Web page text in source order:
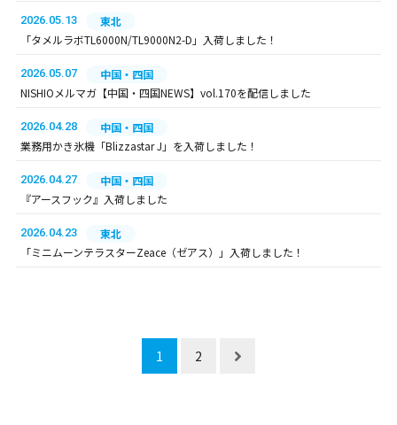
2026.05.13
東北
「タメルラボTL6000N/TL9000N2-D」入荷しました！
2026.05.07
中国・四国
NISHIOメルマガ【中国・四国NEWS】vol.170を配信しました
2026.04.28
中国・四国
業務用かき氷機「Blizzastar J」を入荷しました！
2026.04.27
中国・四国
『アースフック』入荷しました
2026.04.23
東北
「ミニムーンテラスターZeace（ゼアス）」入荷しました！
1 2